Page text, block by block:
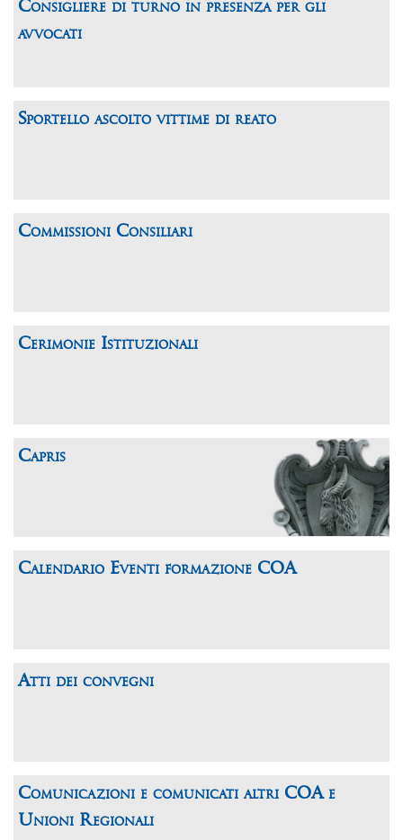
Consigliere di turno in presenza per gli
avvocati
Sportello ascolto vittime di reato
Commissioni Consiliari
Cerimonie Istituzionali
Capris
Calendario Eventi formazione COA
Atti dei convegni
Comunicazioni e comunicati altri COA e
Unioni Regionali